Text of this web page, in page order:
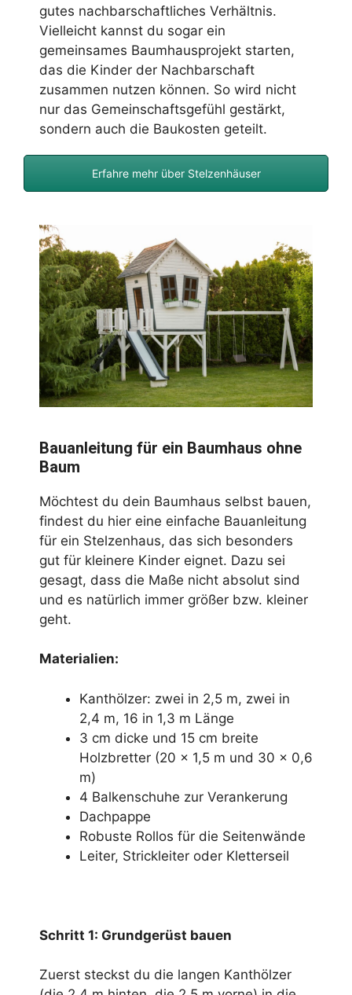
gutes nachbarschaftliches Verhältnis.
Vielleicht kannst du sogar ein
gemeinsames Baumhausprojekt starten,
das die Kinder der Nachbarschaft
zusammen nutzen können. So wird nicht
nur das Gemeinschaftsgefühl gestärkt,
sondern auch die Baukosten geteilt.
Erfahre mehr über Stelzenhäuser
Bauanleitung für ein Baumhaus ohne
Baum
Möchtest du dein Baumhaus selbst bauen,
findest du hier eine einfache Bauanleitung
für ein Stelzenhaus, das sich besonders
gut für kleinere Kinder eignet. Dazu sei
gesagt, dass die Maße nicht absolut sind
und es natürlich immer größer bzw. kleiner
geht.
Materialien:
Kanthölzer: zwei in 2,5 m, zwei in
2,4 m, 16 in 1,3 m Länge
3 cm dicke und 15 cm breite
Holzbretter (20 x 1,5 m und 30 x 0,6
m)
4 Balkenschuhe zur Verankerung
Dachpappe
Robuste Rollos für die Seitenwände
Leiter, Strickleiter oder Kletterseil
Schritt 1: Grundgerüst bauen
Zuerst steckst du die langen Kanthölzer